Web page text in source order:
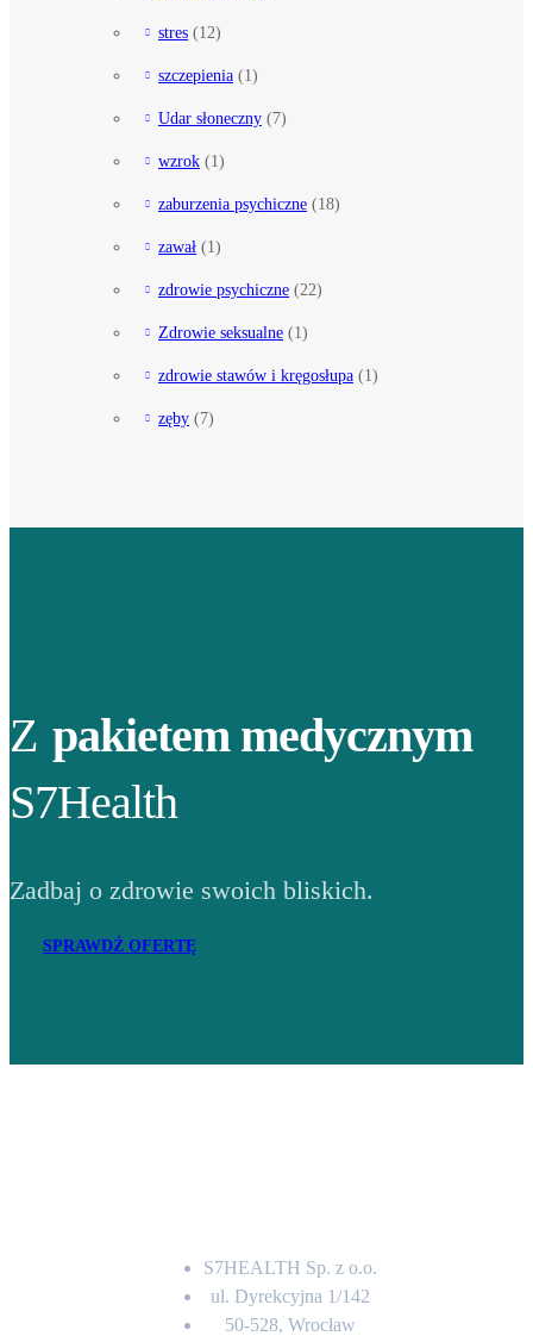
stres (12)
szczepienia (1)
Udar słoneczny (7)
wzrok (1)
zaburzenia psychiczne (18)
zawał (1)
zdrowie psychiczne (22)
Zdrowie seksualne (1)
zdrowie stawów i kręgosłupa (1)
zęby (7)
Z pakietem medycznym
S7Health
Zadbaj o zdrowie swoich bliskich.
SPRAWDŹ OFERTĘ
S7HEALTH Sp. z o.o.
ul. Dyrekcyjna 1/142
50-528, Wrocław